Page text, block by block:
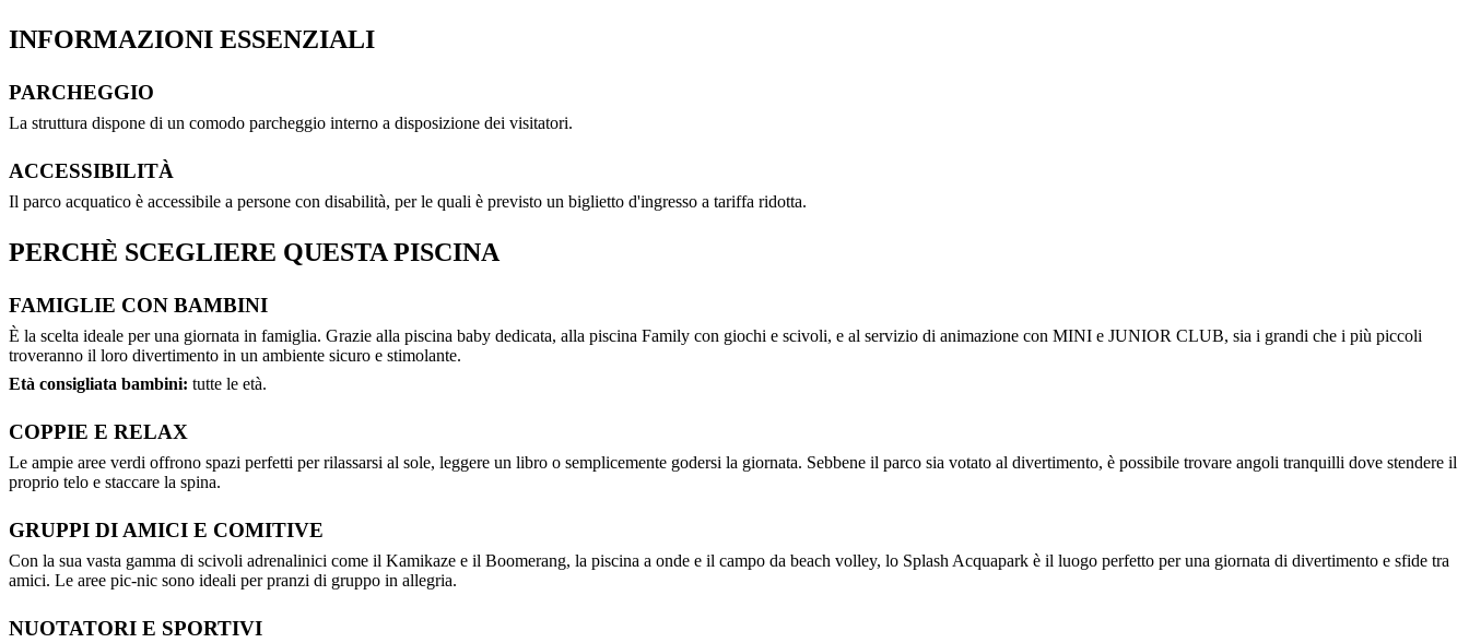
INFORMAZIONI ESSENZIALI
PARCHEGGIO
La struttura dispone di un comodo parcheggio interno a disposizione dei visitatori.
ACCESSIBILITÀ
Il parco acquatico è accessibile a persone con disabilità, per le quali è previsto un biglietto d'ingresso a tariffa ridotta.
PERCHÈ SCEGLIERE QUESTA PISCINA
FAMIGLIE CON BAMBINI
È la scelta ideale per una giornata in famiglia. Grazie alla piscina baby dedicata, alla piscina Family con giochi e scivoli, e al servizio di animazione con MINI e JUNIOR CLUB, sia i grandi che i più piccoli
troveranno il loro divertimento in un ambiente sicuro e stimolante.
Età consigliata bambini: tutte le età.
COPPIE E RELAX
Le ampie aree verdi offrono spazi perfetti per rilassarsi al sole, leggere un libro o semplicemente godersi la giornata. Sebbene il parco sia votato al divertimento, è possibile trovare angoli tranquilli dove stendere il
proprio telo e staccare la spina.
GRUPPI DI AMICI E COMITIVE
Con la sua vasta gamma di scivoli adrenalinici come il Kamikaze e il Boomerang, la piscina a onde e il campo da beach volley, lo Splash Acquapark è il luogo perfetto per una giornata di divertimento e sfide tra
amici. Le aree pic-nic sono ideali per pranzi di gruppo in allegria.
NUOTATORI E SPORTIVI